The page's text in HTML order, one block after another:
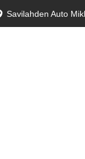
Savilahden Auto